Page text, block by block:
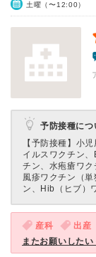
土曜（〜12:00）
予防接種につ
【予防接種】 小児
イルスワクチン
チン、水疱瘡ワク
風疹ワクチン（
ン、Hib（ヒブ）
産科 出産
またお願いしたい